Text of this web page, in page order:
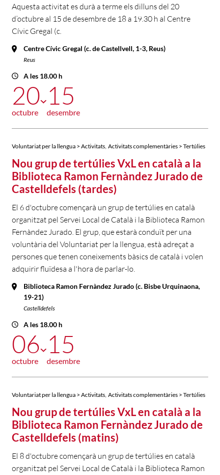
Aquesta activitat es durà a terme els dilluns del 20
d’octubre al 15 de desembre de 18 a 19.30 h al Centre
Cívic Gregal (c.
Centre Cívic Gregal (c. de Castellvell, 1-3, Reus)
Reus
A les 18.00 h
20
octubre
15
desembre
Voluntariat per la llengua > Activitats Activitats complementàries > Tertúlies
Nou grup de tertúlies VxL en català a la
Biblioteca Ramon Fernàndez Jurado de
Castelldefels (tardes)
El 6 d'octubre començarà un grup de tertúlies en català
organitzat pel Servei Local de Català i la Biblioteca Ramon
Fernàndez Jurado. El grup, que estarà conduït per una
voluntària del Voluntariat per la llengua, està adreçat a
persones que tenen coneixements bàsics de català i volen
adquirir fluïdesa a l'hora de parlar-lo.
Biblioteca Ramon Fernàndez Jurado (c. Bisbe Urquinaona,
19-21)
Castelldefels
A les 18.00 h
06
octubre
15
desembre
Voluntariat per la llengua > Activitats Activitats complementàries > Tertúlies
Nou grup de tertúlies VxL en català a la
Biblioteca Ramon Fernàndez Jurado de
Castelldefels (matins)
El 8 d'octubre començarà un grup de tertúlies en català
organitzat pel Servei Local de Català i la Biblioteca Ramon